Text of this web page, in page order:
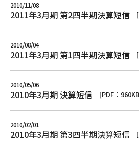
2010/11/08
2011年3月期 第2四半期決算短信
2010/08/04
2011年3月期 第1四半期決算短信
2010/05/06
2010年3月期 決算短信 [PDF：
2010/02/01
2010年3月期 第3四半期決算短信